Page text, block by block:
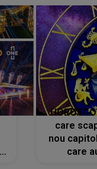
care
nou
care